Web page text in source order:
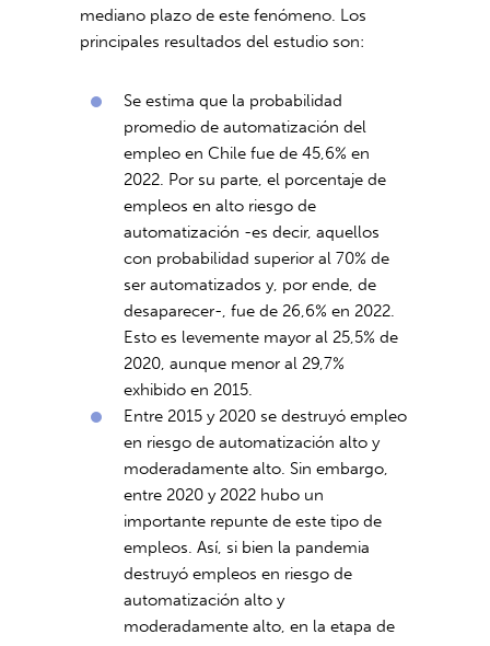
mediano plazo de este fenómeno. Los
principales resultados del estudio son:
Se estima que la probabilidad
promedio de automatización del
empleo en Chile fue de 45,6% en
2022. Por su parte, el porcentaje de
empleos en alto riesgo de
automatización -es decir, aquellos
con probabilidad superior al 70% de
ser automatizados y, por ende, de
desaparecer-, fue de 26,6% en 2022.
Esto es levemente mayor al 25,5% de
2020, aunque menor al 29,7%
exhibido en 2015.
Entre 2015 y 2020 se destruyó empleo
en riesgo de automatización alto y
moderadamente alto. Sin embargo,
entre 2020 y 2022 hubo un
importante repunte de este tipo de
empleos. Así, si bien la pandemia
destruyó empleos en riesgo de
automatización alto y
moderadamente alto, en la etapa de